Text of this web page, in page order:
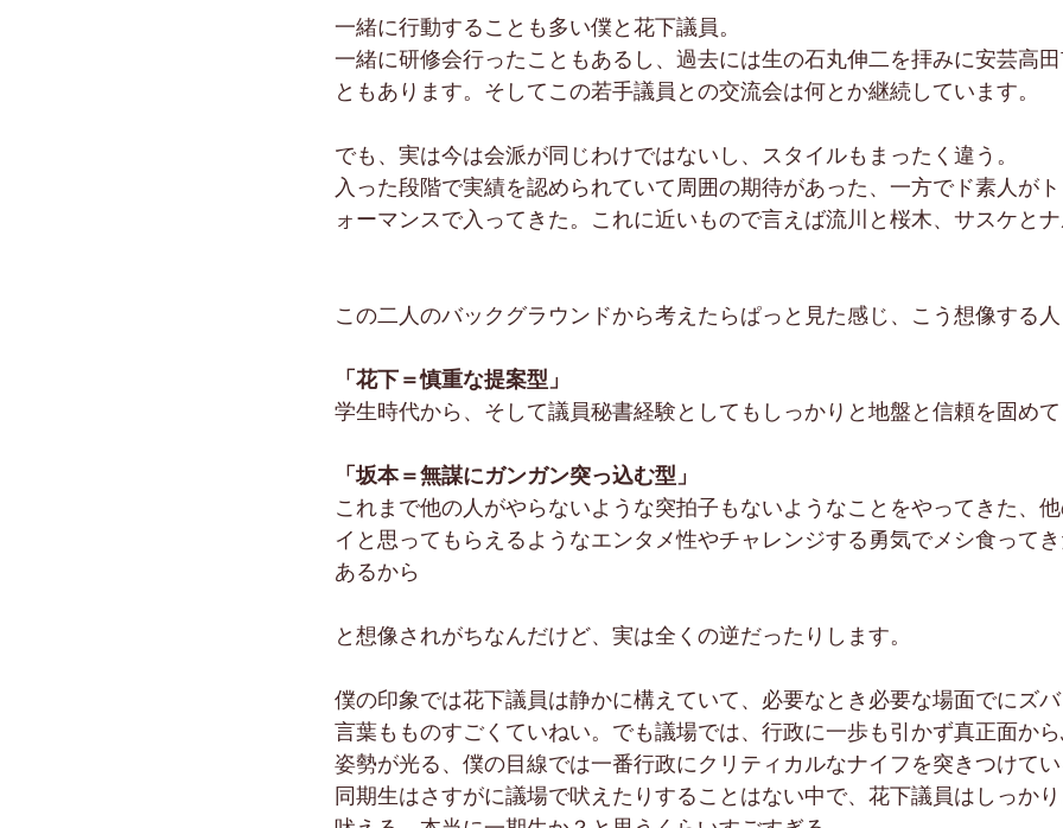
一緒に行動することも多い僕と花下議員。
一緒に研修会行ったこともあるし、過去には生の石丸伸二を拝みに安芸高田
ともあります。そしてこの若手議員との交流会は何とか継続しています。
でも、実は今は会派が同じわけではないし、スタイルもまったく違う。
入った段階で実績を認められていて周囲の期待があった、一方でド素人が
ォーマンスで入ってきた。これに近いもので言えば流川と桜木、サスケとナ
この二人のバックグラウンドから考えたらぱっと見た感じ、こう想像する
「花下＝慎重な提案型」
学生時代から、そして議員秘書経験としてもしっかりと地盤と信頼を固め
「坂本＝無謀にガンガン突っ込む型」
これまで他の人がやらないような突拍子もないようなことをやってきた、
イと思ってもらえるようなエンタメ性やチャレンジする勇気でメシ食って
あるから
と想像されがちなんだけど、実は全くの逆だったりします。
僕の印象では花下議員は静かに構えていて、必要なとき必要な場面でにズバ
言葉もものすごくていねい。でも議場では、行政に一歩も引かず真正面から
姿勢が光る、僕の目線では一番行政にクリティカルなナイフを突きつけて
同期生はさすがに議場で吠えたりすることはない中で、花下議員はしっか